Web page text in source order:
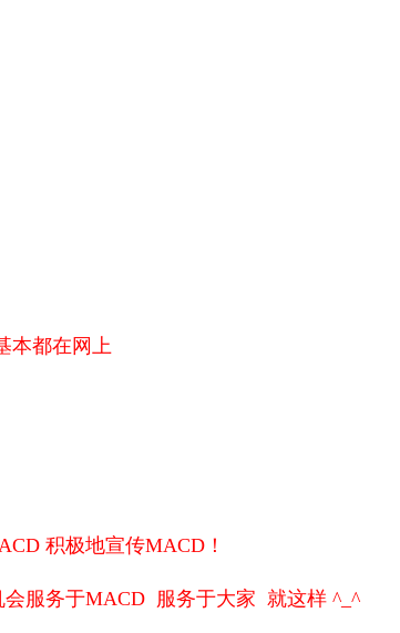
本都在网上
积极地宣传MACD！
服务于MACD 服务于大家 就这样 ^_^